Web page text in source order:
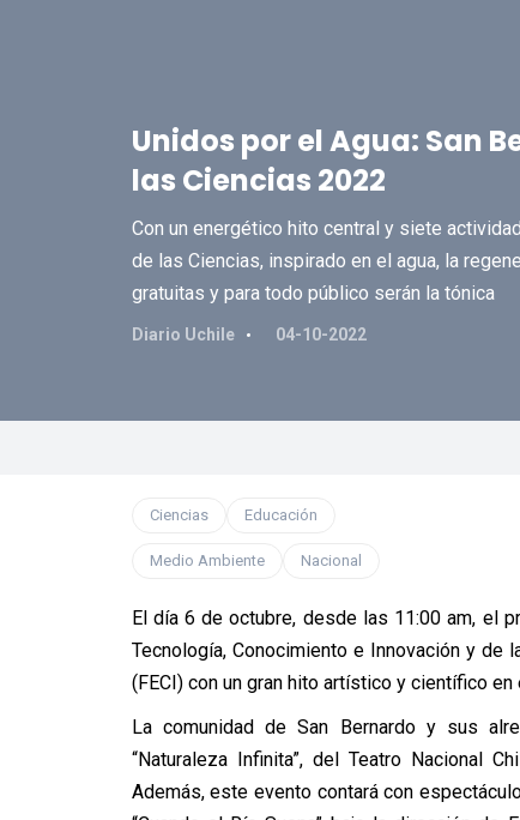
Unidos por el Agua: San
las Ciencias 2022
Con un energético hito central y siete
de las Ciencias, inspirado en el agua, la
gratuitas y para todo público serán la tónica
Diario Uchile 04-10-2022
Ciencias Educación
Medio Ambiente Nacional
El día 6 de octubre, desde las 11:00 am, el
Tecnología, Conocimiento e Innovación y de
(FECI) con un gran hito artístico y científico
La comunidad de San Bernardo y sus
“Naturaleza Infinita”, del Teatro Nacional
Además, este evento contará con